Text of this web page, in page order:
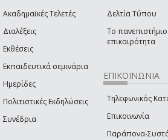
Ακαδημαϊκές Τελετές
Διαλέξεις
Εκθέσεις
Εκπαιδευτικά σεμινάρια
Ημερίδες
Πολιτιστικές Εκδηλώσεις
Συνέδρια
Δελτία Τύπου
Το
επικαιρότητα
ΕΠΙΚΟΙΝΩΝΙΑ
Τηλεφωνικός
Επικοινωνία
Παράπονα-